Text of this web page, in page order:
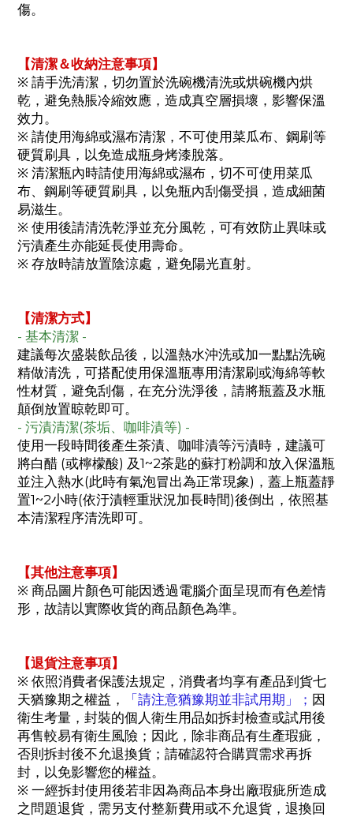
傷。
【清潔＆收納注意事項】
※ 請手洗清潔，切勿置於洗碗機清洗或烘碗機內烘
乾，避免熱脹冷縮效應，造成真空層損壞，影響保溫
效力。
※ 請使用海綿或濕布清潔，不可使用菜瓜布、鋼刷等
硬質刷具，以免造成瓶身烤漆脫落。
※ 清潔瓶內時請使用海綿或濕布，切不可使用菜瓜
布、鋼刷等硬質刷具，以免瓶內刮傷受損，造成細菌
易滋生。
※ 使用後請清洗乾淨並充分風乾，可有效防止異味或
污漬產生亦能延長使用壽命。
※ 存放時請放置陰涼處，避免陽光直射。
【清潔方式】
- 基本清潔 -
建議每次盛裝飲品後，以溫熱水沖洗或加一點點洗碗
精做清洗，可搭配使用保溫瓶專用清潔刷或海綿等軟
性材質，避免刮傷，在充分洗淨後，請將瓶蓋及水瓶
顛倒放置晾乾即可。
- 污漬清潔(茶垢、咖啡漬等) -
使用一段時間後產生茶漬、咖啡漬等污漬時，建議可
將白醋 (或檸檬酸) 及1~2茶匙的蘇打粉調和放入保溫瓶
並注入熱水(此時有氣泡冒出為正常現象)，蓋上瓶蓋靜
置1~2小時(依汙漬輕重狀況加長時間)後倒出，依照基
本清潔程序清洗即可。
【其他注意事項】
※ 商品圖片顏色可能因透過電腦介面呈現而有色差情
形，故請以實際收貨的商品顏色為準。
【退貨注意事項】
※ 依照消費者保護法規定，消費者均享有產品到貨七
天猶豫期之權益，
「請注意猶豫期並非試用期」； 因
衛生考量，封裝的個人衛生用品如拆封檢查或試用後
再售較易有衛生風險；因此，除非商品有生產瑕疵，
否則拆封後不允退換貨；請確認符合購買需求再拆
封，以免影響您的權益。
※ 一經拆封使用後若非因為商品本身出廠瑕疵所造成
之問題退貨，需另支付整新費用或不允退貨，退換回